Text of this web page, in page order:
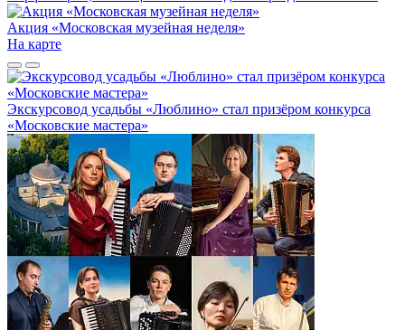
Акция «Московская музейная неделя»
На карте
Экскурсовод усадьбы «Люблино» стал призёром конкурса
«Московские мастера»